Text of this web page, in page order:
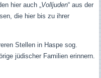
hier auch „ Volljuden“ aus der
die hier bis zu ihrer
Stellen in Haspe sog.
jüdischer Familien erinnern.